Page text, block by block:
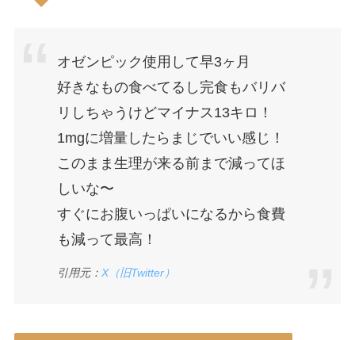
オゼンピック使用して早3ヶ月
好きなもの食べてるし完食もバリバ
リしちゃうけどマイナス13キロ！
1mgに増量したらまじでいい感じ！
このまま生理が来る前まで減ってほ
しいな〜
すぐにお腹いっぱいになるから食費
も減って最高！
引用元： X（旧Twitter）